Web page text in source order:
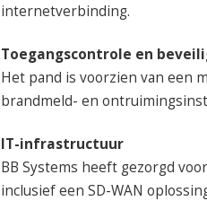
internetverbinding.
Toegangscontrole en
Het pand is voorzien van een
brandmeld- en
IT-infrastructuur
BB Systems heeft gezorgd
inclusief een SD-WAN